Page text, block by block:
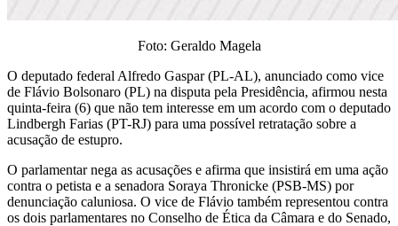
Foto: Geraldo Magela
O deputado federal Alfredo Gaspar (PL-AL), anunciado como vice
de Flávio Bolsonaro (PL) na disputa pela Presidência, afirmou nesta
quinta-feira (6) que não tem interesse em um acordo com o deputado
Lindbergh Farias (PT-RJ) para uma possível retratação sobre a
acusação de estupro.
O parlamentar nega as acusações e afirma que insistirá em uma ação
contra o petista e a senadora Soraya Thronicke (PSB-MS) por
denunciação caluniosa. O vice de Flávio também representou contra
os dois parlamentares no Conselho de Ética da Câmara e do Senado,